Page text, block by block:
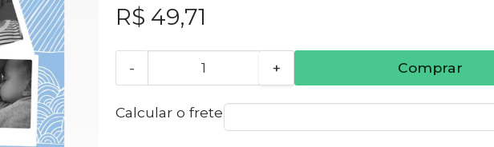
R$ 49,71
- + Comprar
Calcular o frete